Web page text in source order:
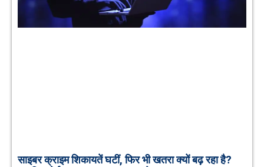
साइबर क्राइम शिकायतें घटीं, फिर भी खतरा क्यों बढ़ रहा है?